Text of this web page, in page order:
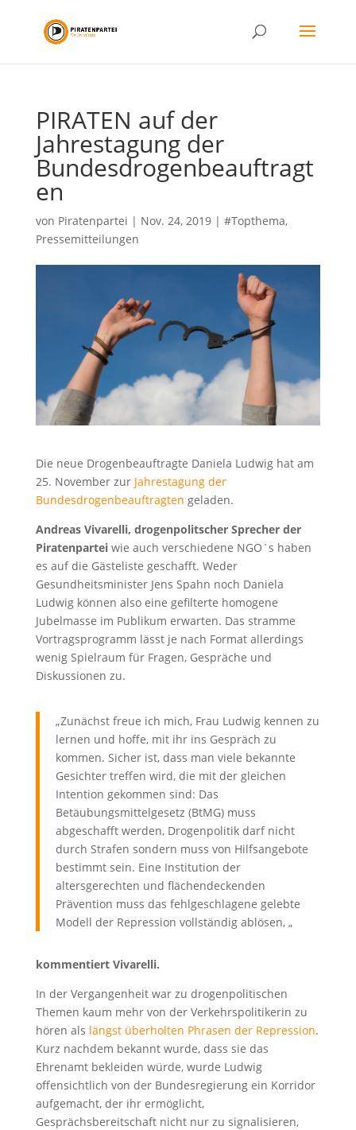
PIRATEN auf der
Jahrestagung der
Bundesdrogenbeauftragt
en
von Piratenpartei | Nov. 24, 2019| #Topthema,
Pressemitteilungen
Die neue Drogenbeauftragte Daniela Ludwig hat am
25. November zur Jahrestagung der
Bundesdrogenbeauftragten geladen.
Andreas Vivarelli, drogenpolitscher Sprecher der
Piratenparteiwie auch verschiedene NGO`s haben
es auf die Gästeliste geschafft. Weder
Gesundheitsminister Jens Spahn noch Daniela
Ludwig können also eine gefilterte homogene
Jubelmasse im Publikum erwarten. Das stramme
Vortragsprogramm lässt je nach Format allerdings
wenig Spielraum für Fragen, Gespräche und
Diskussionen zu.
„Zunächst freue ich mich, Frau Ludwig kennen zu
lernen und hoffe, mit ihr ins Gespräch zu
kommen. Sicher ist, dass man viele bekannte
Gesichter treffen wird, die mit der gleichen
Intention gekommen sind: Das
Betäubungsmittelgesetz (BtMG) muss
abgeschafft werden, Drogenpolitik darf nicht
durch Strafen sondern muss von Hilfsangebote
bestimmt sein. Eine Institution der
altersgerechten und flächendeckenden
Prävention muss das fehlgeschlagene gelebte
Modell der Repression vollständig ablösen, „
kommentiert Vivarelli.
In der Vergangenheit war zu drogenpolitischen
Themen kaum mehr von der Verkehrspolitikerin zu
hören als längst überholten Phrasen der Repression.
Kurz nachdem bekannt wurde, dass sie das
Ehrenamt bekleiden würde, wurde Ludwig
offensichtlich von der Bundesregierung ein Korridor
aufgemacht, der ihr ermöglicht,
Gesprächsbereitschaft nicht nur zu signalisieren,